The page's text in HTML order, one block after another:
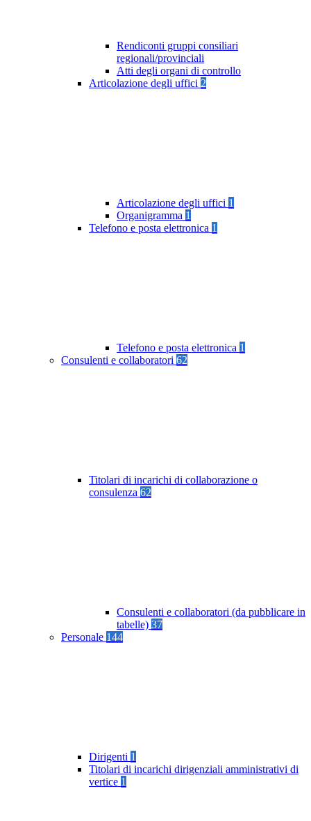
Rendiconti gruppi consiliari
regionali/provinciali
Atti degli organi di controllo
Articolazione degli uffici 2
Articolazione degli uffici 1
Organigramma 1
Telefono e posta elettronica 1
Telefono e posta elettronica 1
Consulenti e collaboratori 62
Titolari di incarichi di collaborazione o
consulenza 62
Consulenti e collaboratori (da pubblicare in
tabelle) 37
Personale 144
Dirigenti 1
Titolari di incarichi dirigenziali amministrativi di
vertice 1